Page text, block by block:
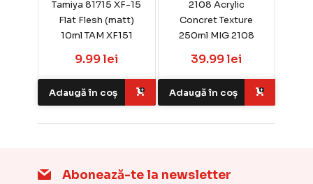
Tamiya 81715 XF-15
Flat Flesh (matt)
10ml TAM XF151
9.99 lei
Adaugă în coș
2108 Acrylic
Concret Texture
250ml MIG 2108
39.99 lei
Adaugă în coș
Abonează-te la newsletter